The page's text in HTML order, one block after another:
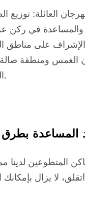
العائلة: توزيع
والمساعدة في ركن
على مناطق
الغمس ومنطقة
السلة.
المساعدة
المتطوعين لدينا
تقلق، لا يزال بإمكانك المشاركة!